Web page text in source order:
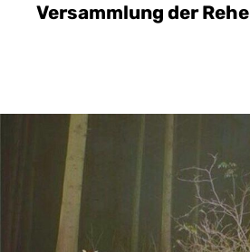
Versammlung der Rehe